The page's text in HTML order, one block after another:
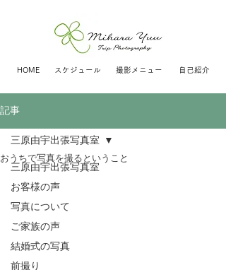
HOME スケジュール 撮影メニュー 自己紹介
記事
三原由宇出張写真室
お客様の声
写真について
ご家族の声
結婚式の写真
前撮り
三原由宇出張写真室
おうちで写真を撮るということ